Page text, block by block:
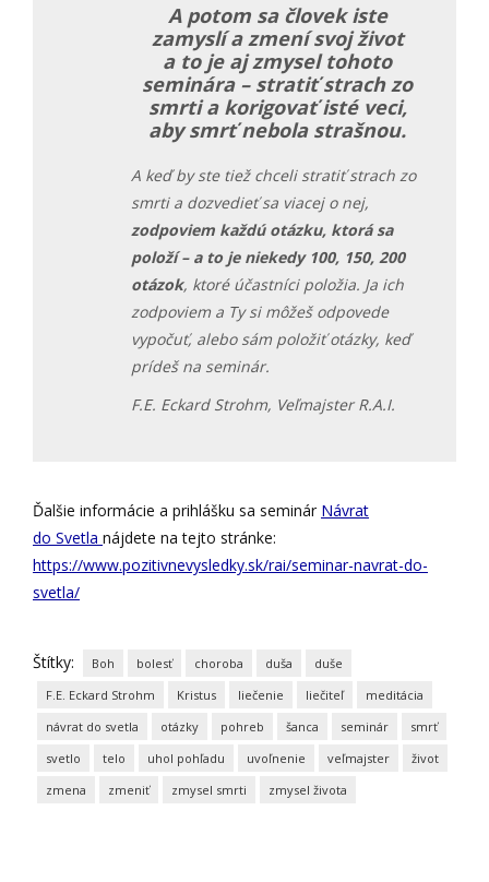
A potom sa človek iste
zamyslí a zmení svoj život
a to je aj zmysel tohoto
seminára – stratiť strach zo
smrti a korigovať isté veci,
aby smrť nebola strašnou.
A keď by ste tiež chceli stratiť strach zo
smrti a dozvedieť sa viacej o nej,
zodpoviem každú otázku, ktorá sa
položí – a to je niekedy 100, 150, 200
otázok, ktoré účastníci položia. Ja ich
zodpoviem a Ty si môžeš odpovede
vypočuť, alebo sám položiť otázky, keď
prídeš na seminár.
F.E. Eckard Strohm, Veľmajster R.A.I.
Ďalšie informácie a prihlášku sa seminár Návrat
do Svetla nájdete na tejto stránke:
https://www.pozitivnevysledky.sk/rai/seminar-navrat-do-
svetla/
Štítky: Boh bolesť choroba duša
duše
F.E. Eckard Strohm
Kristus liečenie liečiteľ
meditácia
návrat do svetla
otázky pohreb šanca seminár
smrť
svetlo
telo uhol pohľadu uvoľnenie veľmajster
život
zmena
zmeniť zmysel smrti zmysel života